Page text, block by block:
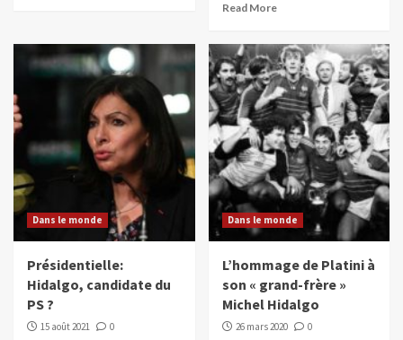
Read More
Dans le monde
Présidentielle:
Hidalgo, candidate du
PS ?
15 août 2021 0
Dans le monde
L’hommage de Platini à
son « grand-frère »
Michel Hidalgo
26 mars 2020 0